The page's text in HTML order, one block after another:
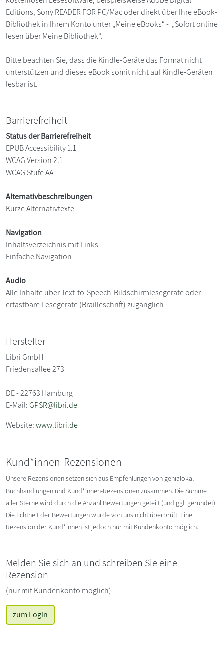
Editions, Sony READER FOR PC/Mac oder direkt über Ihre eBook-
Bibliothek in Ihrem Konto unter „Meine eBooks“ - „Sofort online
lesen über Meine Bibliothek“.
Bitte beachten Sie, dass die Kindle-Geräte das Format nicht
unterstützen und dieses eBook somit nicht auf Kindle-Geräten
lesbar ist.
Barrierefreiheit
Status der Barrierefreiheit
EPUB Accessibility 1.1
WCAG Version 2.1
WCAG Stufe AA
Alternativbeschreibungen
Kurze Alternativtexte
Navigation
Inhaltsverzeichnis mit Links
Einfache Navigation
Audio
Alle Inhalte über Text-to-Speech-Bildschirmlesegeräte oder
ertastbare Lesegeräte (Brailleschrift) zugänglich
Hersteller
Libri GmbH
Friedensallee 273
DE - 22763 Hamburg
E-Mail:GPSR@libri.de
Website:www.libri.de
Kund*innen-Rezensionen
Unsere Rezensionen setzen sich aus Empfehlungen von genialokal-
Buchhandlungen und Kund*innen-Rezensionen zusammen. Die Summe
aller Sterne wird durch die Anzahl Bewertungen geteilt (und ggf. gerundet).
Die Echtheit der Bewertungen wurde von uns nicht überprüft. Eine
Rezension der Kund*innen ist jedoch nur mit Kundenkonto möglich.
Melden Sie sich an und schreiben Sie eine
Rezension
(nur mit Kundenkonto möglich)
zum Login